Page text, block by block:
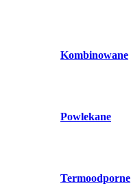
Kombinowane
Powlekane
Termoodporne